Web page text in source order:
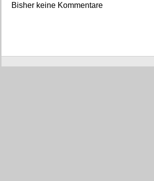
Bisher keine Kommentare